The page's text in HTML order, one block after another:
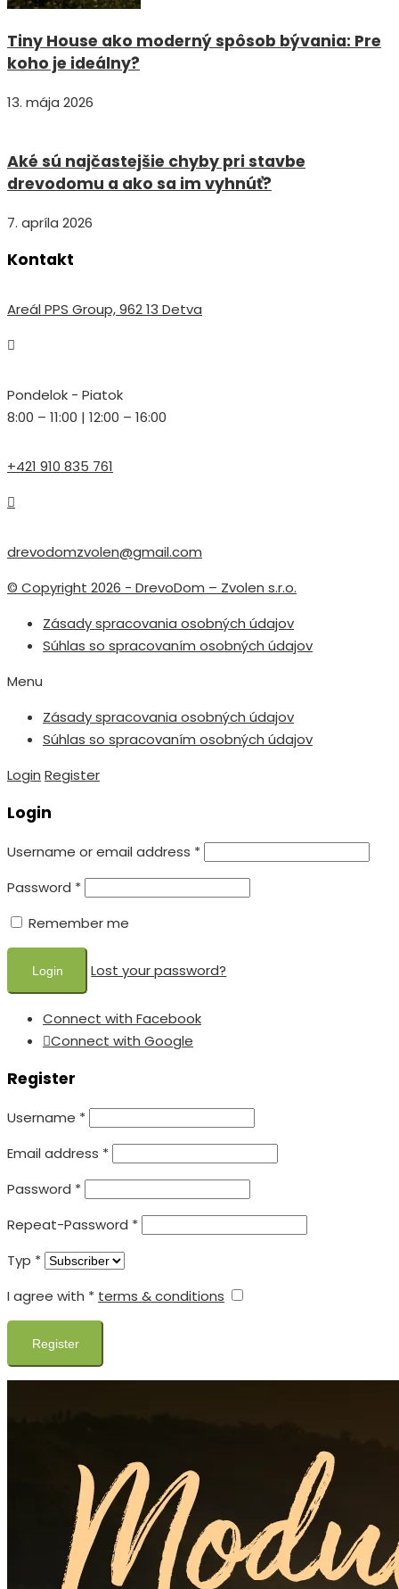
Tiny House ako moderný spôsob bývania: Pre
koho je ideálny?
13. mája 2026
Aké sú najčastejšie chyby pri stavbe
drevodomu a ako sa im vyhnúť?
7. apríla 2026
Kontakt
Areál PPS Group, 962 13 Detva
Pondelok - Piatok
8:00 – 11:00 | 12:00 – 16:00
+421 910 835 761
drevodomzvolen@gmail.com
© Copyright 2026 - DrevoDom – Zvolen s.r.o.
Zásady spracovania osobných údajov
Súhlas so spracovaním osobných údajov
Menu
Zásady spracovania osobných údajov
Súhlas so spracovaním osobných údajov
Login Register
Login
Username or email address *
Password *
Remember me
Lost your password?
Connect with Facebook
Connect with Google
Register
Username *
Email address *
Password *
Repeat-Password *
Typ *
I agree with * terms & conditions